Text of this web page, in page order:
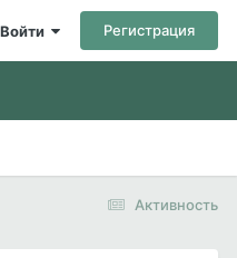
Регистрация
Активность